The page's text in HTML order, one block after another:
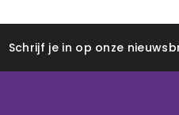
Schrijf je in op onze